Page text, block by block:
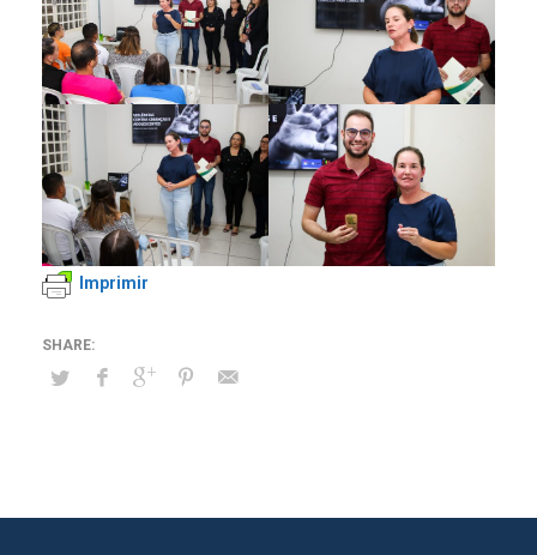
Imprimir